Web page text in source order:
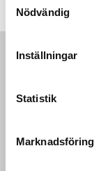
Nödvändig
Inställningar
Statistik
Marknadsföring
Startsidan
Karriär